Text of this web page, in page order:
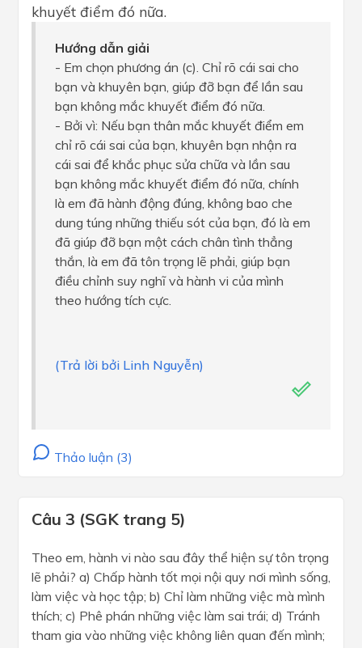
khuyết điểm đó nữa.
Hướng dẫn giải
- Em chọn phương án (c). Chỉ rõ cái sai cho
bạn và khuyên bạn, giúp đỡ bạn để lần sau
bạn không mắc khuyết điểm đó nữa.
- Bởi vì: Nếu bạn thân mắc khuyết điểm em
chỉ rõ cái sai của bạn, khuyên bạn nhận ra
cái sai để khắc phục sửa chữa và lần sau
bạn không mắc khuyết điểm đó nữa, chính
là em đã hành động đúng, không bao che
dung túng những thiếu sót của bạn, đó là em
đã giúp đỡ bạn một cách chân tình thẳng
thắn, là em đã tôn trọng lẽ phải, giúp bạn
điều chỉnh suy nghĩ và hành vi của mình
theo hướng tích cực.
(Trả lời bởi Linh Nguyễn)
Thảo luận (3)
Câu 3 (SGK trang 5)
Theo em, hành vi nào sau đây thể hiện sự tôn trọng
lẽ phải? a) Chấp hành tốt mọi nội quy nơi mình sống,
làm việc và học tập; b) Chỉ làm những việc mà mình
thích; c) Phê phán những việc làm sai trái; d) Tránh
tham gia vào những việc không liên quan đến mình;